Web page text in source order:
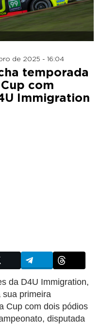
de 2025 - 16:04
temporada
com
Immigration
da D4U Immigration,
sua primeira
Cup com dois pódios
disputada